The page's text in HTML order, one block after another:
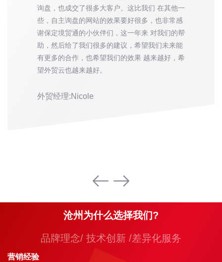
询盘，也成交了很多大客户。这比我们 在其他一
些，自主询盘的网站的效果要好很多，也非常感
谢保定境贸通的小伙伴们，这一年来 对我们的帮
助，然后给了我们很多的建议，希望我们未来能
有更多的合作，也希望我们的效果 越来越好，希
望外贸云也越来越好。
外贸经理:Nicole
沧州为什么选择我们?
品牌理念/ 技术创新 /差异化服务
营销经验